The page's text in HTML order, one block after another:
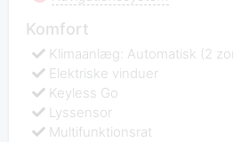
Komfort
Klimaanlæg: Automatisk (2
Elektriske vinduer
Keyless Go
Lyssensor
Multifunktionsrat